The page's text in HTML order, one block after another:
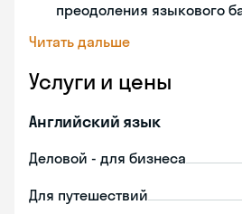
преодоления языкового
Читать дальше
Услуги и цены
Английский язык
Деловой - для бизнеса
Для путешествий